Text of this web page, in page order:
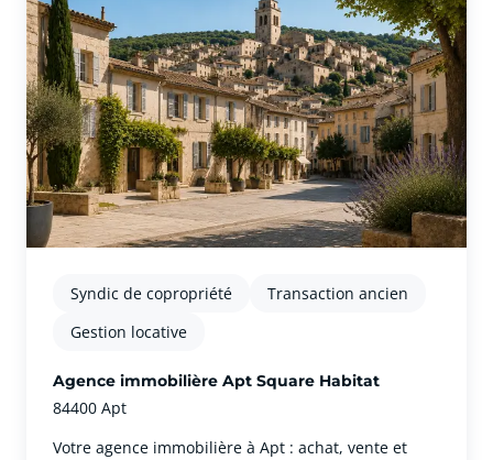
Syndic de copropriété
Transaction ancien
Gestion locative
Agence immobilière Apt Square Habitat
84400 Apt
Votre agence immobilière à Apt : achat, vente et